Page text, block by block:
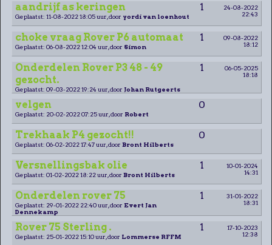
aandrijf as keringen 1
24-08-2022
22:43
Geplaatst: 11-08-2022 18:05 uur, door yordi van loenhout
choke vraag Rover P6 automaat 1
09-08-2022
18:12
Geplaatst: 06-08-2022 12:04 uur, door Simon
Onderdelen Rover P3 48 - 49
gezocht.
1
06-05-2025
18:18
Geplaatst: 09-03-2022 19:24 uur, door Johan Rutgeerts
velgen 0
Geplaatst: 20-02-2022 07:25 uur, door Robert
Trekhaak P4 gezocht!! 0
Geplaatst: 06-02-2022 17:47 uur, door Bront Hilberts
Versnellingsbak olie 1
10-01-2024
14:31
Geplaatst: 01-02-2022 18:22 uur, door Bront Hilberts
Onderdelen rover 75 1
31-01-2022
18:31
Geplaatst: 29-01-2022 22:40 uur, door Evert Jan
Dennekamp
Rover 75 Sterling . 1
17-10-2023
12:38
Geplaatst: 25-01-2022 15:10 uur, door Lommerse RFFM